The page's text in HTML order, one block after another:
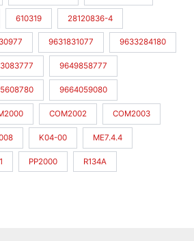
610319 28120836-4
9631831077 9633284180
9649858777
9664059080
COM2002 COM2003
K04-00 ME7.4.4
PP2000 R134A